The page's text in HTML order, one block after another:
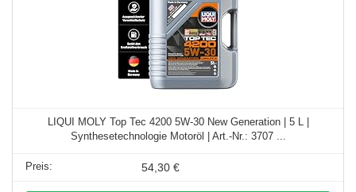
LIQUI MOLY Top Tec 4200 5W-30 New Generation | 5 L |
Synthesetechnologie Motoröl | Art.-Nr.: 3707 ...
54,30 €